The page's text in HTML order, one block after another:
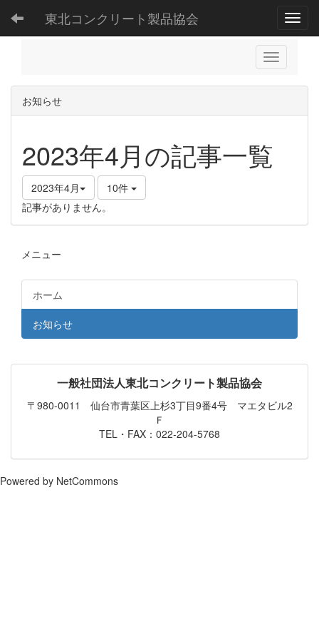
東北コンクリート製品協会
お知らせ
2023年4月の記事一覧
2023年4月
10件
記事がありません。
メニュー
ホーム
お知らせ
一般社団法人東北コンクリート製品協会
〒980-0011 仙台市青葉区上杉3丁目9番4号 マエタビル2
Ｆ
TEL・FAX：022-204-5768
Powered by NetCommons